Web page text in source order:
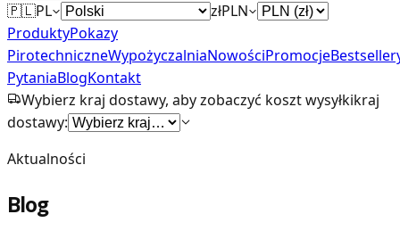
🇵🇱PL złPLN
ProduktyPokazy
PirotechniczneWypożyczalniaNowościPromocje
PytaniaBlogKontakt
Wybierz kraj dostawy, aby zobaczyć koszt wysyłkikraj
dostawy:
Aktualności
Blog